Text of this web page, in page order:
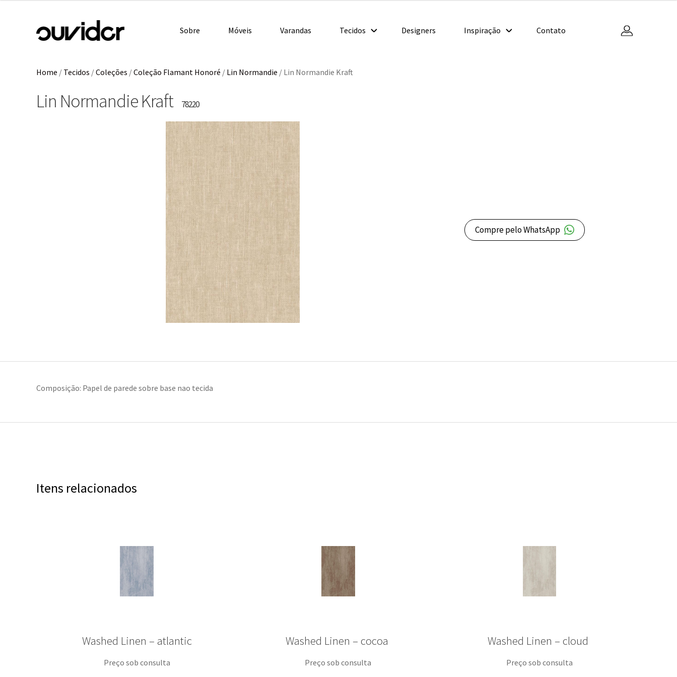
Sobre Móveis Varandas Tecidos Designers Inspiração Contato
Home / Tecidos /Coleções /Coleção Flamant Honoré / Lin Normandie / Lin Normandie Kraft
Lin Normandie Kraft 78220
Compre pelo WhatsApp
Composição: Papel de parede sobre base nao tecida
Itens relacionados
Washed Linen – atlantic
Preço sob consulta
Washed Linen – cocoa
Preço sob consulta
Washed Linen – cloud
Preço sob consulta